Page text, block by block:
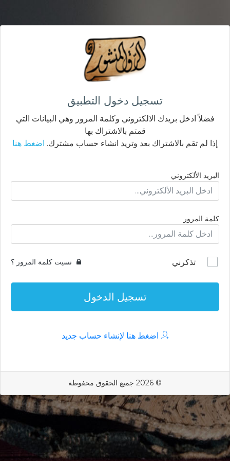
تسجيل دخول التطبيق
فضلاً ادخل بريدك الالكتروني وكلمة المرور وهي البيانات التي
قمتم بالاشتراك بها
إذا لم تقم بالاشتراك بعد وتريد انشاء حساب مشترك. اضغط هنا
البريد الألكتروني
كلمة المرور
تذكرني نسيت كلمة المرور ؟
تسجيل الدخول
اضغط هنا لإنشاء حساب جديد
© 2026 جميع الحقوق محفوظة